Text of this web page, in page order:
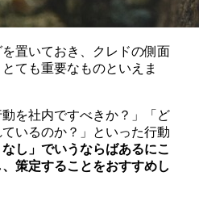
置いておき、クレドの側面
ても重要なものといえま
を社内ですべきか？」「ど
いるのか？」といった行動
なし」でいうならばあるにこ
策定することをおすすめし